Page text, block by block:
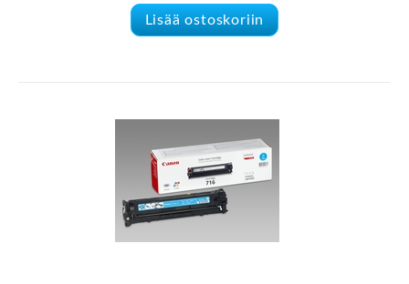
Lisää ostoskoriin